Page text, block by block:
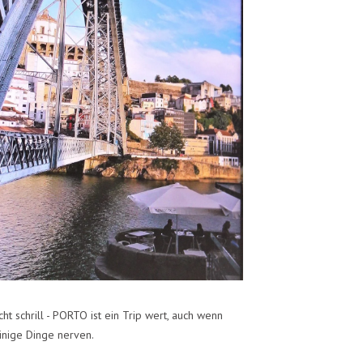
schrill - PORTO ist ein Trip wert, auch wenn
Dinge nerven.